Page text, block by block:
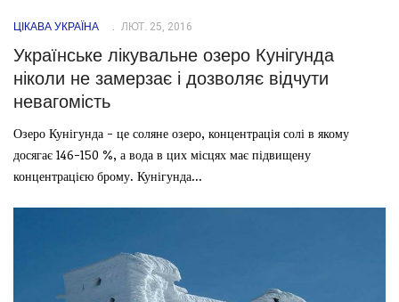
ЦІКАВА УКРАЇНА ЛЮТ. 25, 2016
Українське лікувальне озеро Кунігунда
ніколи не замерзає і дозволяє відчути
невагомість
Озеро Кунігунда - це соляне озеро, концентрація солі в якому
досягає 146-150 %, а вода в цих місцях має підвищену
концентрацією брому. Кунігунда...